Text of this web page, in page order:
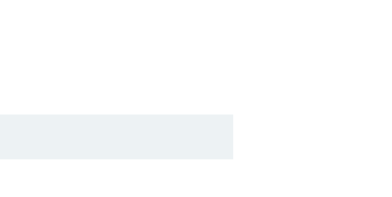
～600万円 ＋業績手当